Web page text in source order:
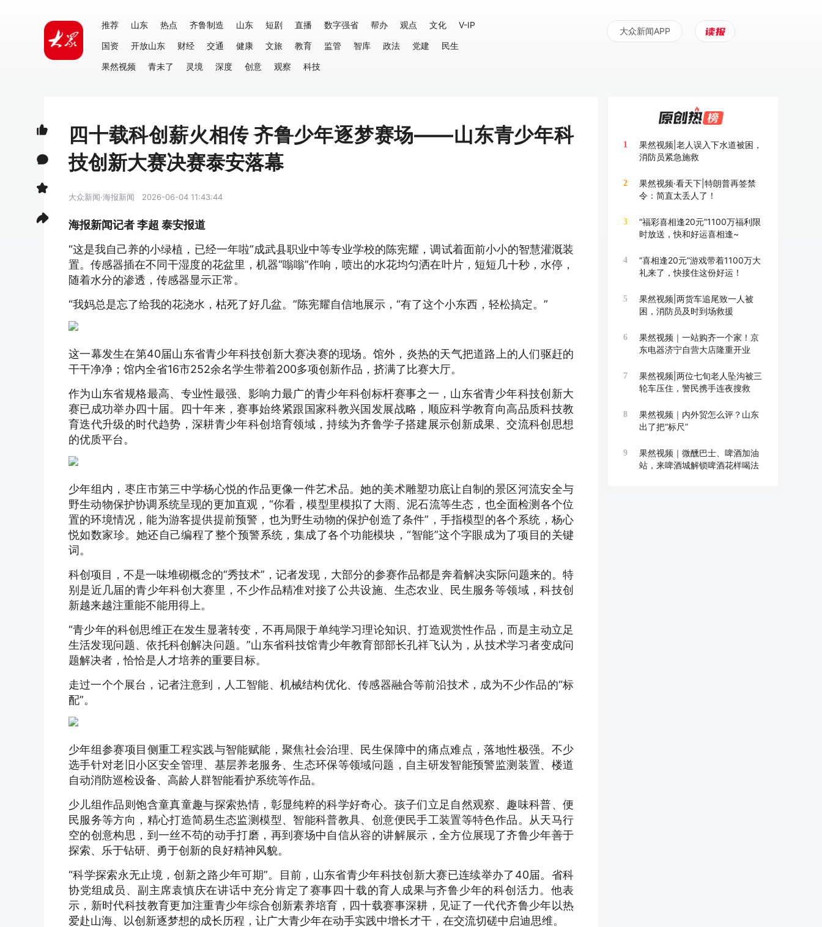
推荐 山东 热点 齐鲁制造 山东 短剧 直播 数字强省 帮办 观点 文化
V-IP
国资
开放山东 财经 交通 健康 文旅 教育 监管 智库 政法 党建
民生
果然视频
青未了 灵境 深度 创意 观察 科技
大众新闻APP
四十载科创薪火相传 齐鲁少年逐梦赛场——山东青少年科
技创新大赛决赛泰安落幕
大众新闻·海报新闻 2026-06-04 11:43:44
海报新闻记者 李超 泰安报道
“这是我自己养的小绿植，已经一年啦”成武县职业中等专业学校的陈宪耀，调试着面前小小的智慧灌溉装
置。传感器插在不同干湿度的花盆里，机器“嗡嗡”作响，喷出的水花均匀洒在叶片，短短几十秒，水停，
随着水分的渗透，传感器显示正常。
“我妈总是忘了给我的花浇水，枯死了好几盆。”陈宪耀自信地展示，“有了这个小东西，轻松搞定。”
这一幕发生在第40届山东省青少年科技创新大赛决赛的现场。馆外，炎热的天气把道路上的人们驱赶的
干干净净；馆内全省16市252余名学生带着200多项创新作品，挤满了比赛大厅。
作为山东省规格最高、专业性最强、影响力最广的青少年科创标杆赛事之一，山东省青少年科技创新大
赛已成功举办四十届。四十年来，赛事始终紧跟国家科教兴国发展战略，顺应科学教育向高品质科技教
育迭代升级的时代趋势，深耕青少年科创培育领域，持续为齐鲁学子搭建展示创新成果、交流科创思想
的优质平台。
少年组内，枣庄市第三中学杨心悦的作品更像一件艺术品。她的美术雕塑功底让自制的景区河流安全与
野生动物保护协调系统呈现的更加直观，“你看，模型里模拟了大雨、泥石流等生态，也全面检测各个位
置的环境情况，能为游客提供提前预警，也为野生动物的保护创造了条件”，手指模型的各个系统，杨心
悦如数家珍。她还自己编程了整个预警系统，集成了各个功能模块，“智能”这个字眼成为了项目的关键
词。
科创项目，不是一味堆砌概念的“秀技术”，记者发现，大部分的参赛作品都是奔着解决实际问题来的。特
别是近几届的青少年科创大赛里，不少作品精准对接了公共设施、生态农业、民生服务等领域，科技创
新越来越注重能不能用得上。
“青少年的科创思维正在发生显著转变，不再局限于单纯学习理论知识、打造观赏性作品，而是主动立足
生活发现问题、依托科创解决问题。”山东省科技馆青少年教育部部长孔祥飞认为，从技术学习者变成问
题解决者，恰恰是人才培养的重要目标。
走过一个个展台，记者注意到，人工智能、机械结构优化、传感器融合等前沿技术，成为不少作品的“标
配”。
少年组参赛项目侧重工程实践与智能赋能，聚焦社会治理、民生保障中的痛点难点，落地性极强。不少
选手针对老旧小区安全管理、基层养老服务、生态环保等领域问题，自主研发智能预警监测装置、楼道
自动消防巡检设备、高龄人群智能看护系统等作品。
少儿组作品则饱含童真童趣与探索热情，彰显纯粹的科学好奇心。孩子们立足自然观察、趣味科普、便
民服务等方向，精心打造简易生态监测模型、智能科普教具、创意便民手工装置等特色作品。从天马行
空的创意构思，到一丝不苟的动手打磨，再到赛场中自信从容的讲解展示，全方位展现了齐鲁少年善于
探索、乐于钻研、勇于创新的良好精神风貌。
“科学探索永无止境，创新之路少年可期”。目前，山东省青少年科技创新大赛已连续举办了40届。省科
协党组成员、副主席袁慎庆在讲话中充分肯定了赛事四十载的育人成果与齐鲁少年的科创活力。他表
示，新时代科技教育更加注重青少年综合创新素养培育，四十载赛事深耕，见证了一代代齐鲁少年以热
爱赴山海、以创新逐梦想的成长历程，让广大青少年在动手实践中增长才干，在交流切磋中启迪思维。
1
果然视频|老人误入下水道被困，
消防员紧急施救
2
果然视频·看天下|特朗普再签禁
令：简直太丢人了！
3
“福彩喜相逢20元”1100万福利限
时放送，快和好运喜相逢~
4
“喜相逢20元”游戏带着1100万大
礼来了，快接住这份好运！
5
果然视频|两货车追尾致一人被
困，消防员及时到场救援
6
果然视频｜一站购齐一个家！京
东电器济宁自营大店隆重开业
7
果然视频|两位七旬老人坠沟被三
轮车压住，警民携手连夜搜救
8
果然视频｜内外贸怎么评？山东
出了把“标尺”
9
果然视频｜微醺巴士、啤酒加油
站，来啤酒城解锁啤酒花样喝法